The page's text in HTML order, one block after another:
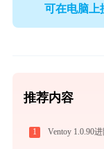
可在电脑上
推荐内容
1 Ventoy 1.0.90